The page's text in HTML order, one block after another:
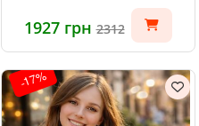
1927 грн2312
-17%